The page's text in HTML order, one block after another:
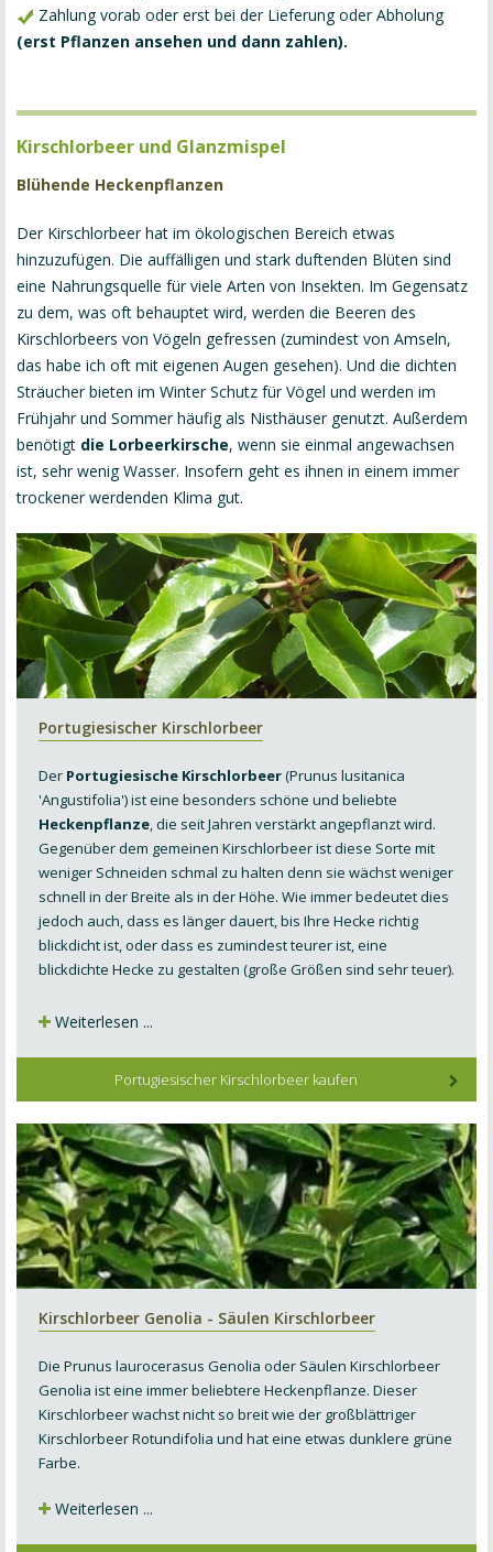
Zahlung vorab oder erst bei der Lieferung oder Abholung
(erst Pflanzen ansehen und dann zahlen).
Kirschlorbeer und Glanzmispel
Blühende Heckenpflanzen
Der Kirschlorbeer hat im ökologischen Bereich etwas
hinzuzufügen. Die auffälligen und stark duftenden Blüten sind
eine Nahrungsquelle für viele Arten von Insekten. Im Gegensatz
zu dem, was oft behauptet wird, werden die Beeren des
Kirschlorbeers von Vögeln gefressen (zumindest von Amseln,
das habe ich oft mit eigenen Augen gesehen). Und die dichten
Sträucher bieten im Winter Schutz für Vögel und werden im
Frühjahr und Sommer häufig als Nisthäuser genutzt. Außerdem
benötigt die Lorbeerkirsche, wenn sie einmal angewachsen
ist, sehr wenig Wasser. Insofern geht es ihnen in einem immer
trockener werdenden Klima gut.
Portugiesischer Kirschlorbeer
Der Portugiesische Kirschlorbeer(Prunus lusitanica
'Angustifolia') ist eine besonders schöne und beliebte
Heckenpflanze, die seit Jahren verstärkt angepflanzt wird.
Gegenüber dem gemeinen Kirschlorbeer ist diese Sorte mit
weniger Schneiden schmal zu halten denn sie wächst weniger
schnell in der Breite als in der Höhe. Wie immer bedeutet dies
jedoch auch, dass es länger dauert, bis Ihre Hecke richtig
blickdicht ist, oder dass es zumindest teurer ist, eine
blickdichte Hecke zu gestalten (große Größen sind sehr teuer).
Weiterlesen ...
Portugiesischer Kirschlorbeer kaufen
Kirschlorbeer Genolia - Säulen Kirschlorbeer
Die Prunus laurocerasus Genolia oder Säulen Kirschlorbeer
Genolia ist eine immer beliebtere Heckenpflanze. Dieser
Kirschlorbeer wachst nicht so breit wie der großblättriger
KirschlorbeerRotundifolia und hat eine etwas dunklere grüne
Farbe.
Weiterlesen ...